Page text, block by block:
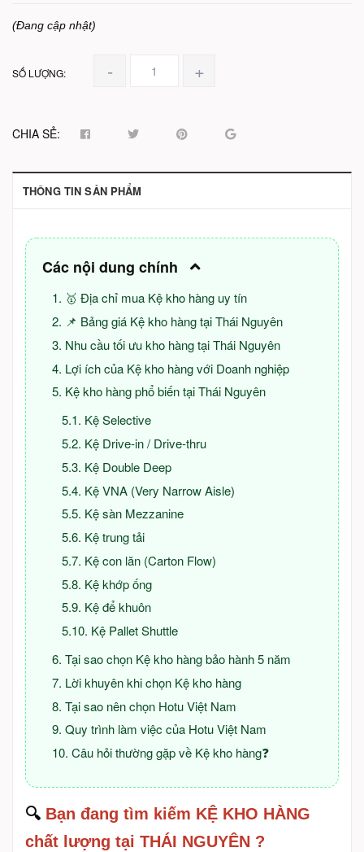
(Đang cập nhật)
SỐ LƯỢNG: - +
CHIA SẺ:
THÔNG TIN SẢN PHẨM
Các nội dung chính
🥇 Địa chỉ mua Kệ kho hàng uy tín
📌 Bảng giá Kệ kho hàng tại Thái Nguyên
Nhu cầu tối ưu kho hàng tại Thái Nguyên
Lợi ích của Kệ kho hàng với Doanh nghiệp
Kệ kho hàng phổ biến tại Thái Nguyên
Kệ Selective
Kệ Drive-in / Drive-thru
Kệ Double Deep
Kệ VNA (Very Narrow Aisle)
Kệ sàn Mezzanine
Kệ trung tải
Kệ con lăn (Carton Flow)
Kệ khớp ống
Kệ để khuôn
Kệ Pallet Shuttle
Tại sao chọn Kệ kho hàng bảo hành 5 năm
Lời khuyên khi chọn Kệ kho hàng
Tại sao nên chọn Hotu Việt Nam
Quy trình làm việc của Hotu Việt Nam
Câu hỏi thường gặp về Kệ kho hàng❓
🔍 Bạn đang tìm kiếm KỆ KHO HÀNG
chất lượng tại THÁI NGUYÊN ?